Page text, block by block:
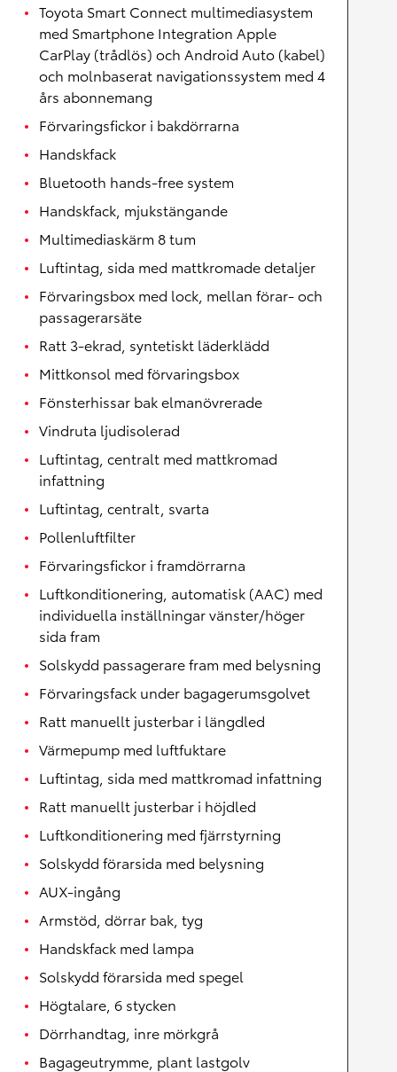
Toyota Smart Connect multimediasystem
med Smartphone Integration Apple
CarPlay (trådlös) och Android Auto (kabel)
och molnbaserat navigationssystem med 4
års abonnemang
Förvaringsfickor i bakdörrarna
Handskfack
Bluetooth hands-free system
Handskfack, mjukstängande
Multimediaskärm 8 tum
Luftintag, sida med mattkromade detaljer
Förvaringsbox med lock, mellan förar- och
passagerarsäte
Ratt 3-ekrad, syntetiskt läderklädd
Mittkonsol med förvaringsbox
Fönsterhissar bak elmanövrerade
Vindruta ljudisolerad
Luftintag, centralt med mattkromad
infattning
Luftintag, centralt, svarta
Pollenluftfilter
Förvaringsfickor i framdörrarna
Luftkonditionering, automatisk (AAC) med
individuella inställningar vänster/höger
sida fram
Solskydd passagerare fram med belysning
Förvaringsfack under bagagerumsgolvet
Ratt manuellt justerbar i längdled
Värmepump med luftfuktare
Luftintag, sida med mattkromad infattning
Ratt manuellt justerbar i höjdled
Luftkonditionering med fjärrstyrning
Solskydd förarsida med belysning
AUX-ingång
Armstöd, dörrar bak, tyg
Handskfack med lampa
Solskydd förarsida med spegel
Högtalare, 6 stycken
Dörrhandtag, inre mörkgrå
Bagageutrymme, plant lastgolv